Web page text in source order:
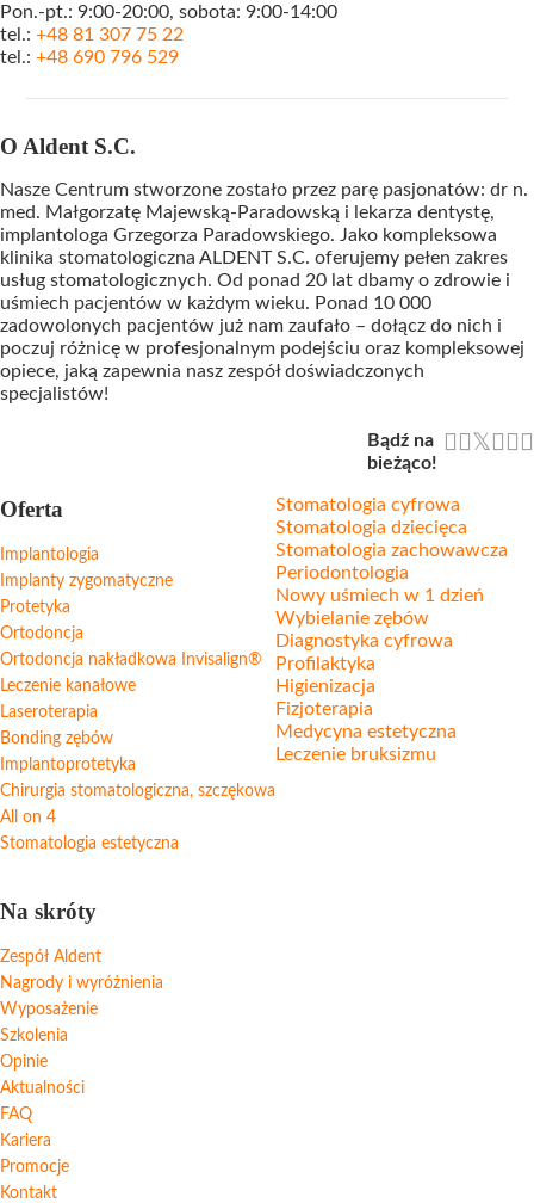
Pon.-pt.: 9:00-20:00, sobota: 9:00-14:00
tel.: +48 81 307 75 22
tel.: +48 690 796 529
O Aldent S.C.
Nasze Centrum stworzone zostało przez parę pasjonatów: dr n.
med. Małgorzatę Majewską-Paradowską i lekarza dentystę,
implantologa Grzegorza Paradowskiego. Jako kompleksowa
klinika stomatologiczna ALDENT S.C. oferujemy pełen zakres
usług stomatologicznych. Od ponad 20 lat dbamy o zdrowie i
uśmiech pacjentów w każdym wieku. Ponad 10 000
zadowolonych pacjentów już nam zaufało – dołącz do nich i
poczuj różnicę w profesjonalnym podejściu oraz kompleksowej
opiece, jaką zapewnia nasz zespół doświadczonych
specjalistów!
Bądź na
bieżąco!
Oferta
Implantologia
Implanty zygomatyczne
Protetyka
Ortodoncja
Ortodoncja nakładkowa Invisalign®
Leczenie kanałowe
Laseroterapia
Bonding zębów
Implantoprotetyka
Chirurgia stomatologiczna, szczękowa
All on 4
Stomatologia estetyczna
Stomatologia cyfrowa
Stomatologia dziecięca
Stomatologia zachowawcza
Periodontologia
Nowy uśmiech w 1 dzień
Wybielanie zębów
Diagnostyka cyfrowa
Profilaktyka
Higienizacja
Fizjoterapia
Medycyna estetyczna
Leczenie bruksizmu
Na skróty
Zespół Aldent
Nagrody i wyróżnienia
Wyposażenie
Szkolenia
Opinie
Aktualności
FAQ
Kariera
Promocje
Kontakt